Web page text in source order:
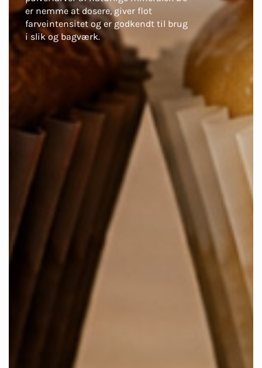
er nemme at dosere, giver flot
farveintensitet og er godkendt til brug
i slik og bagværk.